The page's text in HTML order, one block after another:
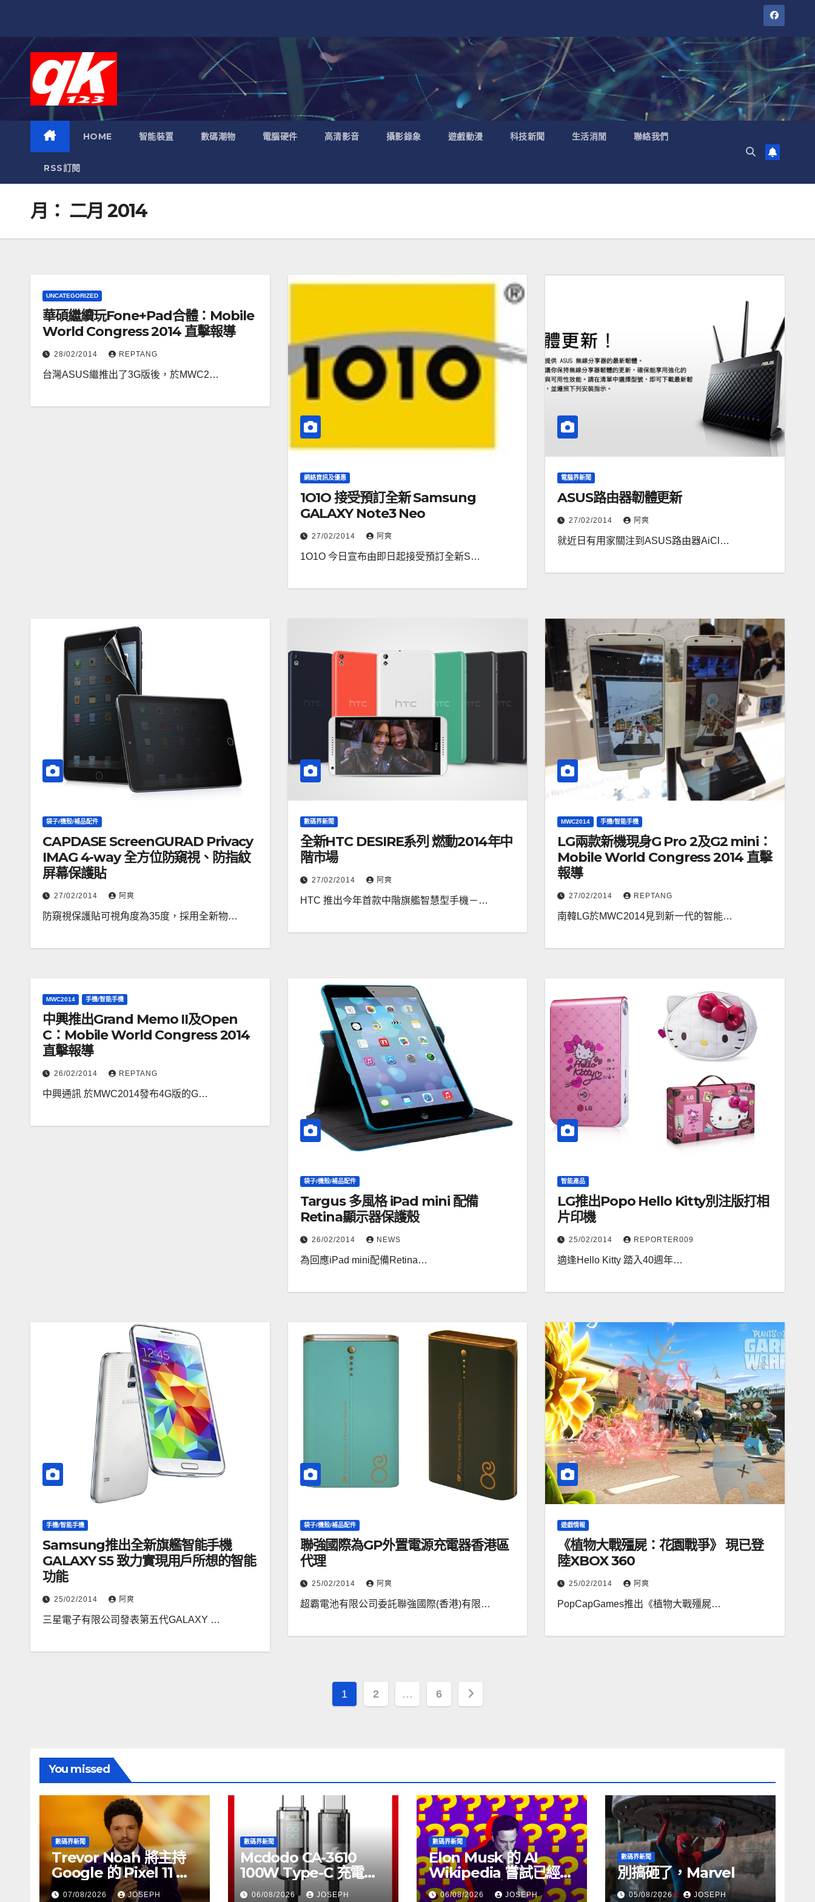
HOME 智能裝置 數碼潮物 電腦硬件 高清影音 攝影錄象 遊戲動漫 科技新聞 生活消閒 聯絡我們
RSS訂閱
月： 二月 2014
UNCATEGORIZED
華碩繼續玩Fone+Pad合體：Mobile
World Congress 2014 直擊報導
28/02/2014 REPTANG
台灣ASUS繼推出了3G版後，於MWC2…
網絡資訊及優惠
1O1O 接受預訂全新 Samsung
GALAXY Note3 Neo
27/02/2014 阿爽
1O1O 今日宣布由即日起接受預訂全新S…
電腦界新聞
ASUS路由器韌體更新
27/02/2014 阿爽
就近日有用家關注到ASUS路由器AiCl…
袋子/機殼/補品配件
CAPDASE ScreenGURAD Privacy
IMAG 4-way 全方位防窺視、防指紋
屏幕保護貼
27/02/2014 阿爽
防窺視保護貼可視角度為35度，採用全新物…
數碼界新聞
全新HTC DESIRE系列 燃動2014年中
階市場
27/02/2014 阿爽
HTC 推出今年首款中階旗艦智慧型手機－…
MWC2014 手機/智能手機
LG兩款新機現身G Pro 2及G2 mini：
Mobile World Congress 2014 直擊
報導
27/02/2014 REPTANG
南韓LG於MWC2014見到新一代的智能…
MWC2014 手機/智能手機
中興推出Grand Memo II及Open
C：Mobile World Congress 2014
直擊報導
26/02/2014 REPTANG
中興通訊 於MWC2014發布4G版的G…
袋子/機殼/補品配件
Targus 多風格 iPad mini 配備
Retina顯示器保護殼
26/02/2014 NEWS
為回應iPad mini配備Retina…
智能產品
LG推出Popo Hello Kitty別注版打相
片印機
25/02/2014 REPORTER009
適逢Hello Kitty 踏入40週年…
手機/智能手機
Samsung推出全新旗艦智能手機
GALAXY S5 致力實現用戶所想的智能
功能
25/02/2014 阿爽
三星電子有限公司發表第五代GALAXY …
袋子/機殼/補品配件
聯強國際為GP外置電源充電器香港區
代理
25/02/2014 阿爽
超霸電池有限公司委託聯強國際(香港)有限…
遊戲情報
《植物大戰殭屍：花園戰爭》 現已登
陸XBOX 360
25/02/2014 阿爽
PopCapGames推出《植物大戰殭屍…
文
1 2 … 6
You missed
數碼界新聞
Trevor Noah 將主持
Google 的 Pixel 11 推
介活動
07/08/2026 JOSEPH
數碼界新聞
Mcdodo CA-3610
100W Type-C 充電線
正式上市，售價
06/08/2026 JOSEPH
數碼界新聞
Elon Musk 的 AI
Wikipedia 嘗試已經幾
個月沒有更新了
06/08/2026 JOSEPH
數碼界新聞
別搞砸了，Marvel
05/08/2026 JOSEPH